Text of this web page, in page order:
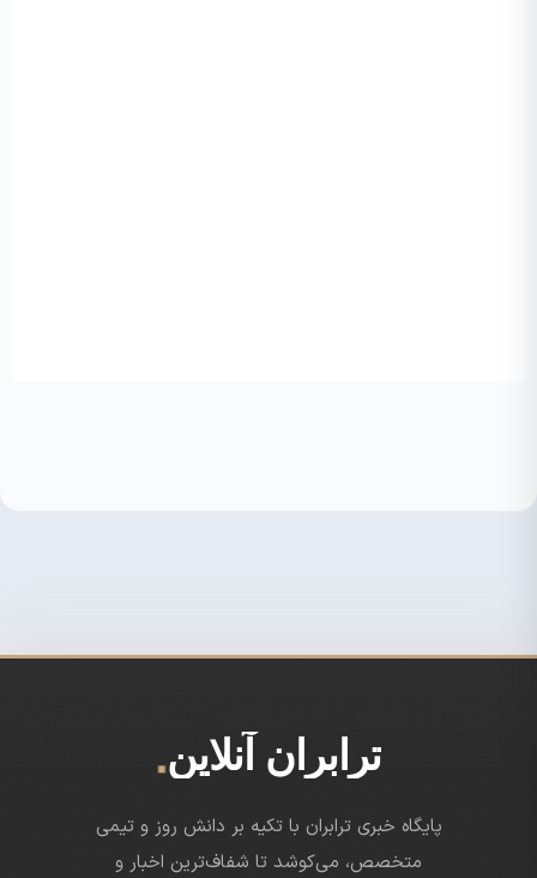
ترابران آنلاین.
پایگاه خبری ترابران با تکیه بر دانش روز و تیمی
متخصص، می‌کوشد تا شفاف‌ترین اخبار و